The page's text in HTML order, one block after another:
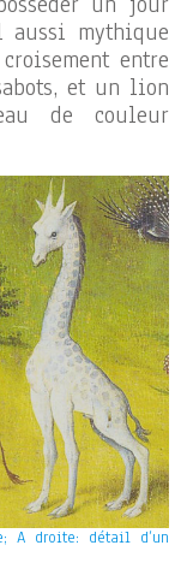
aussi mythique
entre
et un lion
de couleur
A droite: détail d’un